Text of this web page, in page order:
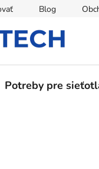
Blog
Potreby pre